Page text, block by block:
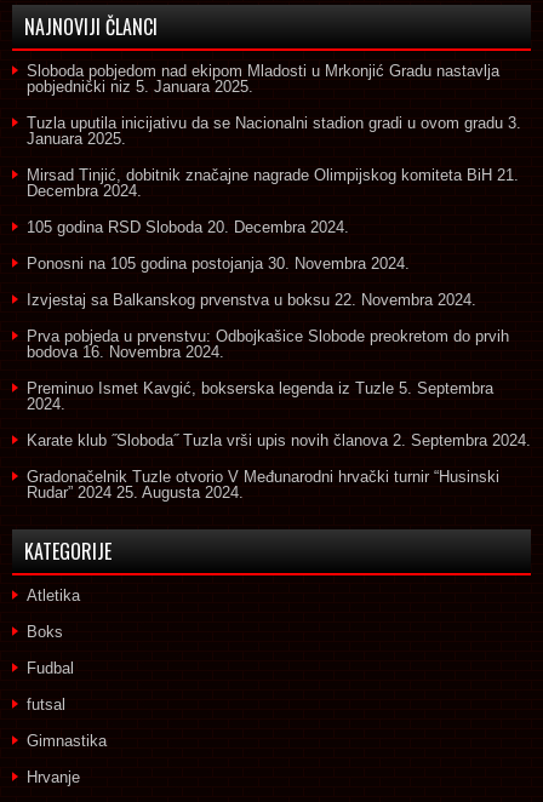
NAJNOVIJI ČLANCI
Sloboda pobjedom nad ekipom Mladosti u Mrkonjić Gradu nastavlja
pobjednički niz 5. Januara 2025.
Tuzla uputila inicijativu da se Nacionalni stadion gradi u ovom gradu 3.
Januara 2025.
Mirsad Tinjić, dobitnik značajne nagrade Olimpijskog komiteta BiH 21.
Decembra 2024.
105 godina RSD Sloboda 20. Decembra 2024.
Ponosni na 105 godina postojanja 30. Novembra 2024.
Izvjestaj sa Balkanskog prvenstva u boksu 22. Novembra 2024.
Prva pobjeda u prvenstvu: Odbojkašice Slobode preokretom do prvih
bodova 16. Novembra 2024.
Preminuo Ismet Kavgić, bokserska legenda iz Tuzle 5. Septembra
2024.
Karate klub ˝Sloboda˝ Tuzla vrši upis novih članova 2. Septembra 2024.
Gradonačelnik Tuzle otvorio V Međunarodni hrvački turnir “Husinski
Rudar” 2024 25. Augusta 2024.
KATEGORIJE
Atletika
Boks
Fudbal
futsal
Gimnastika
Hrvanje